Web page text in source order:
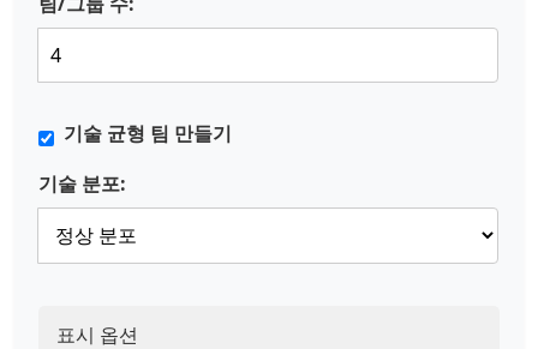
기술 균형 팀 만들기
기술 분포:
표시 옵션